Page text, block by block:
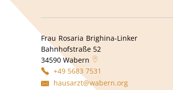
Frau Rosaria Brighina-Linker
Bahnhofstraße 52
34590 Wabern
+49 5683 7531
hausarzt@wabern.org